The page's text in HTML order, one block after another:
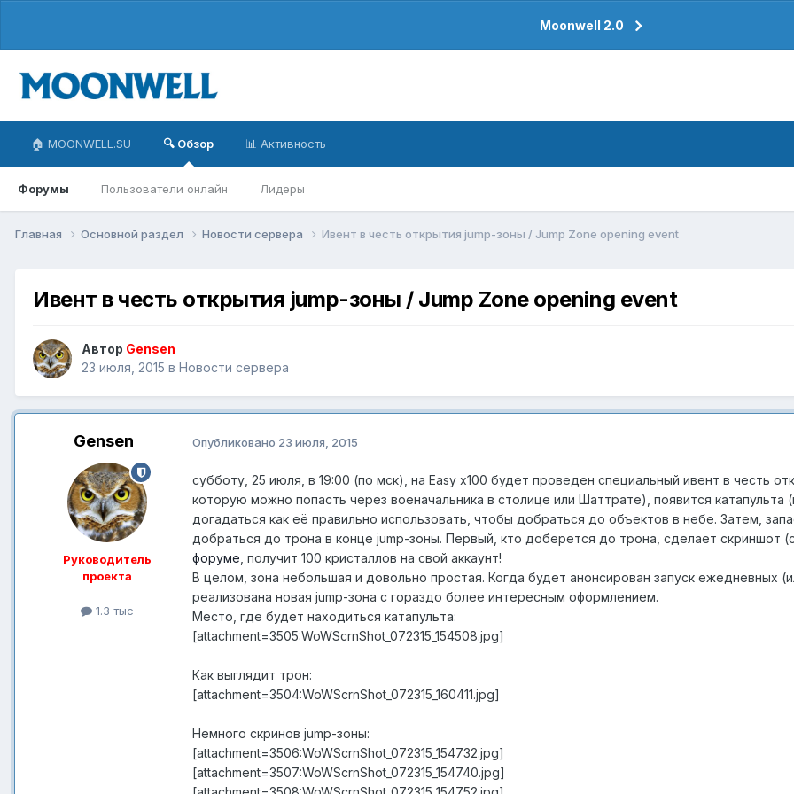
Moonwell 2.0
🏠 MOONWELL.SU 🔍 Обзор
Форумы Пользователи онлайн Лидеры
📊 Активность
Главная Основной раздел Новости сервера Ивент в честь открытия jump-зоны / Jump Zone opening event
Ивент в честь открытия jump-зоны / Jump Zone opening event
Автор Gensen
23 июля, 2015 в Новости сервера
Gensen
Руководитель
проекта
1.3 тыс
Опубликовано 23 июля, 2015
субботу, 25 июля, в 19:00 (по мск), на Easy x100 будет проведен специальный ивент в честь
которую можно попасть через военачальника в столице или Шаттрате), появится
догадаться как её правильно использовать, чтобы добраться до объектов в небе. Затем,
добраться до трона в конце jump-зоны. Первый, кто доберется до трона, сделает скриншот
форуме , получит 100 кристаллов на свой аккаунт!
В целом, зона небольшая и довольно простая. Когда будет анонсирован запуск ежедневных
реализована новая jump-зона с гораздо более интересным оформлением.
Место, где будет находиться катапульта:
[attachment=3505:WoWScrnShot_072315_154508.jpg]
Как выглядит трон:
[attachment=3504:WoWScrnShot_072315_160411.jpg]
Немного скринов jump-зоны:
[attachment=3506:WoWScrnShot_072315_154732.jpg]
[attachment=3507:WoWScrnShot_072315_154740.jpg]